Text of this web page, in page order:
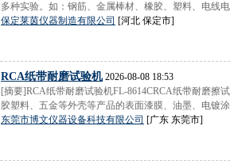
多种实验。如：钢筋、金属棒材、橡胶、塑料、电线
保定莱茵仪器制造有限公司 [河北 保定市]
RCA纸带耐磨试验机2026-08-08 18:53
[摘要]RCA纸带耐磨试验机FL-8614CRCA纸带耐磨擦
胶塑料、五金等外壳等产品的表面漆膜、油墨、电镀
东莞市博文仪器设备科技有限公司 [广东 东莞市]